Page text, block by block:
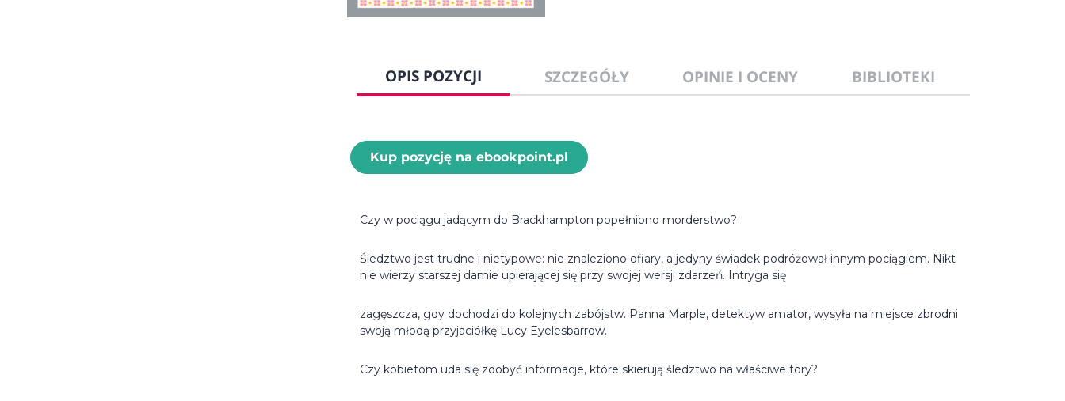
OPIS POZYCJI SZCZEGÓŁY OPINIE I OCENY BIBLIOTEKI
Kup pozycję na ebookpoint.pl
Czy w pociągu jadącym do Brackhampton popełniono morderstwo?
Śledztwo jest trudne i nietypowe: nie znaleziono ofiary, a jedyny świadek podróżował innym pociągiem. Nikt
nie wierzy starszej damie upierającej się przy swojej wersji zdarzeń. Intryga się
zagęszcza, gdy dochodzi do kolejnych zabójstw. Panna Marple, detektyw amator, wysyła na miejsce zbrodni
swoją młodą przyjaciółkę Lucy Eyelesbarrow.
Czy kobietom uda się zdobyć informacje, które skierują śledztwo na właściwe tory?